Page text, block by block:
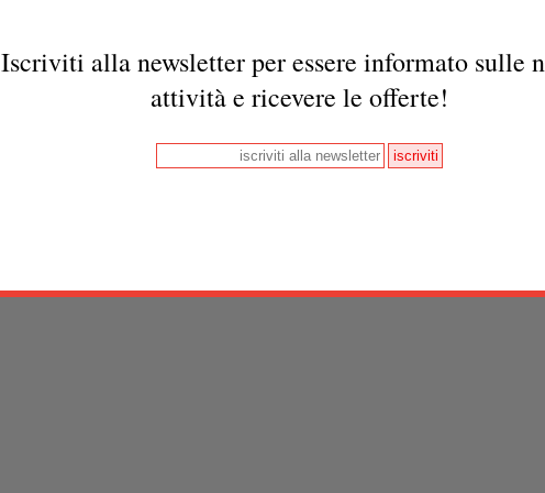
Iscriviti alla newsletter per essere informato sulle
attività e ricevere le offerte!